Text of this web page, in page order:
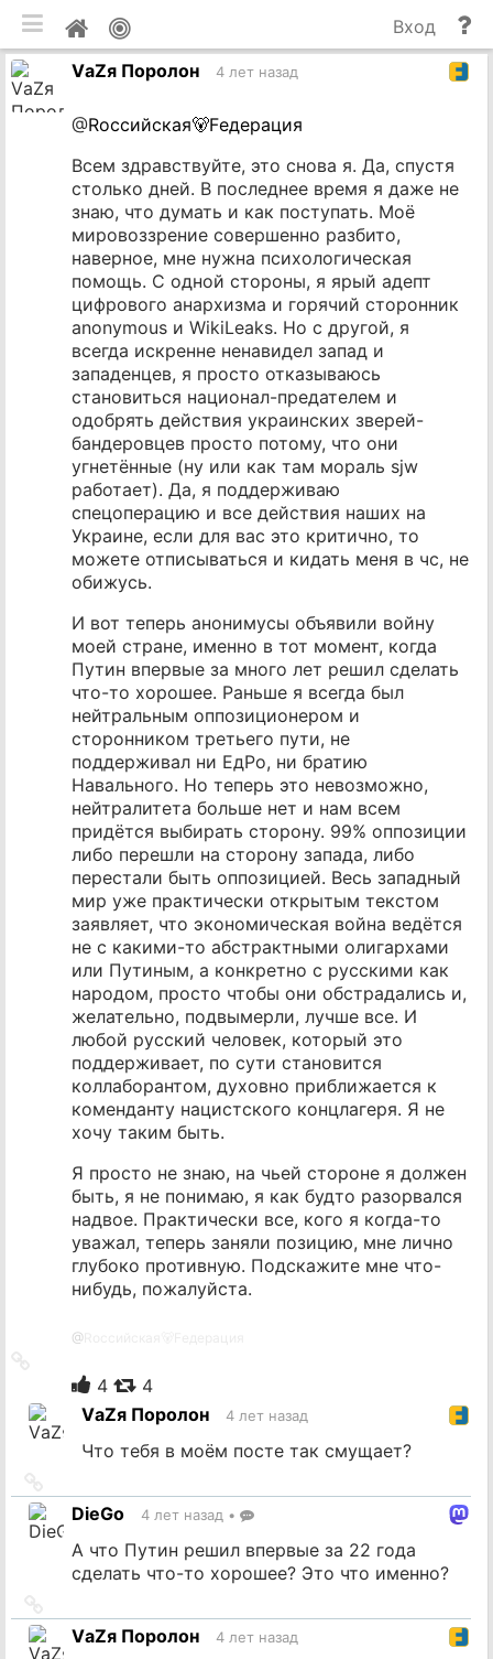
Мой
профиль
и
Вход
VаZя Поролон
4 лет назад
@Rоссийская🐻Fедерация
Всем здравствуйте, это снова я. Да, спустя
столько дней. В последнее время я даже не
знаю, что думать и как поступать. Моё
мировоззрение совершенно разбито,
наверное, мне нужна психологическая
помощь. С одной стороны, я ярый адепт
цифрового анархизма и горячий сторонник
anonymous и WikiLeaks. Но с другой, я
всегда искренне ненавидел запад и
западенцев, я просто отказываюсь
становиться национал-предателем и
одобрять действия украинских зверей-
бандеровцев просто потому, что они
угнетённые (ну или как там мораль sjw
работает). Да, я поддерживаю
спецоперацию и все действия наших на
Украине, если для вас это критично, то
можете отписываться и кидать меня в чс, не
обижусь.
И вот теперь анонимусы объявили войну
моей стране, именно в тот момент, когда
Путин впервые за много лет решил сделать
что-то хорошее. Раньше я всегда был
нейтральным оппозиционером и
сторонником третьего пути, не
поддерживал ни ЕдРо, ни братию
Навального. Но теперь это невозможно,
нейтралитета больше нет и нам всем
придётся выбирать сторону. 99% оппозиции
либо перешли на сторону запада, либо
перестали быть оппозицией. Весь западный
мир уже практически открытым текстом
заявляет, что экономическая война ведётся
не с какими-то абстрактными олигархами
или Путиным, а конкретно с русскими как
народом, просто чтобы они обстрадались и,
желательно, подвымерли, лучше все. И
любой русский человек, который это
поддерживает, по сути становится
коллаборантом, духовно приближается к
коменданту нацистского концлагеря. Я не
хочу таким быть.
Я просто не знаю, на чьей стороне я должен
быть, я не понимаю, я как будто разорвался
надвое. Практически все, кого я когда-то
уважал, теперь заняли позицию, мне лично
глубоко противную. Подскажите мне что-
нибудь, пожалуйста.
@
источник
4
4
VаZя Поролон
4 лет назад
Что тебя в моём посте так смущает?
на
источник
DieGo 4 лет назад •
А что Путин решил впервые за 22 года
сделать что-то хорошее? Это что именно?
на
источник
VаZя Поролон 4 лет назад
мобильная версия